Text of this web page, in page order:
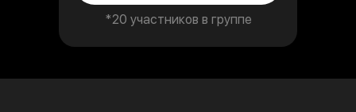
*20 участников в группе